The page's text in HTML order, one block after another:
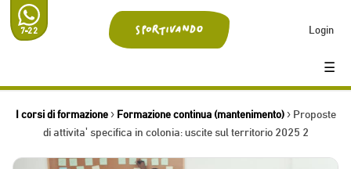
7-22 Login
☰
I corsi di formazione› Formazione continua (mantenimento)› Proposte
di attivita' specifica in colonia: uscite sul territorio 2025 2